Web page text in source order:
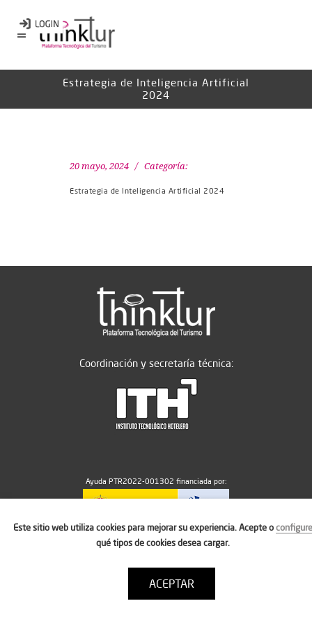
Estrategia de Inteligencia Artificial
2024
20 mayo, 2024 Categoría:
Estrategia de Inteligencia Artificial 2024
Coordinación y secretaría técnica:
Ayuda PTR2022-001302 financiada por:
MICIU/AEI/10.13039/501100011033
Política de cookies
Condiciones de uso
Este sitio web utiliza cookies para mejorar su experiencia. Acepte oconfigure
qué tipos de cookies desea cargar.
ACEPTAR